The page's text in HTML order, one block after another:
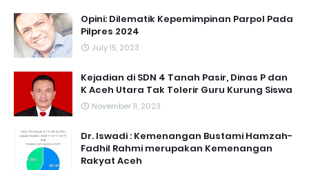
Opini: Dilematik Kepemimpinan Parpol Pada
Pilpres 2024
July 15, 2023
Kejadian di SDN 4 Tanah Pasir, Dinas P dan
K Aceh Utara Tak Tolerir Guru Kurung Siswa
November 11, 2023
Dr. Iswadi : Kemenangan Bustami Hamzah-
Fadhil Rahmi merupakan Kemenangan
Rakyat Aceh